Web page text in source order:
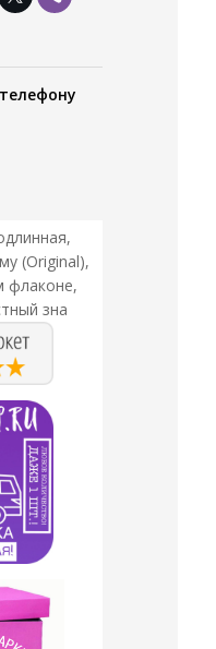
(Original),
флаконе,
зна